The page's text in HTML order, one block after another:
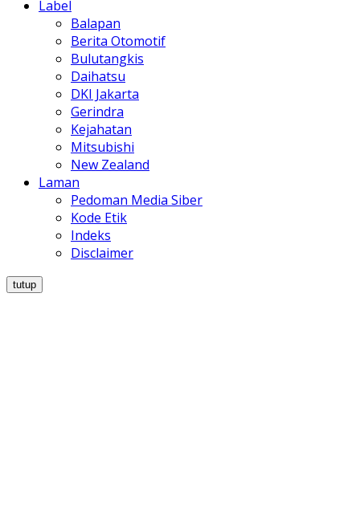
Label
Balapan
Berita Otomotif
Bulutangkis
Daihatsu
DKI Jakarta
Gerindra
Kejahatan
Mitsubishi
New Zealand
Laman
Pedoman Media Siber
Kode Etik
Indeks
Disclaimer
tutup